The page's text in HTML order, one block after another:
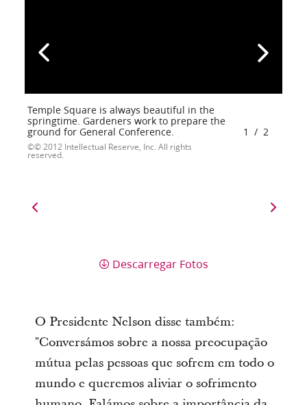
Temple Square is always beautiful in the
springtime. Gardeners work to prepare the
ground for General Conference.
© 2012 Intellectual Reserve, Inc. All rights
reserved.
1 / 2
Descarregar Fotos
O Presidente Nelson disse também:
"Conversámos sobre a nossa preocupação
mútua pelas pessoas que sofrem em todo o
mundo e queremos aliviar o sofrimento